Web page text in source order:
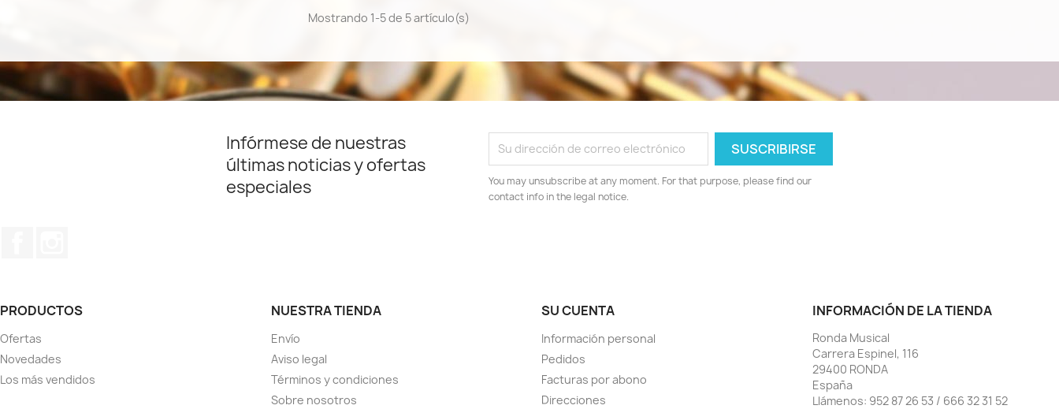
Mostrando 1-5 de 5 artículo(s)
Infórmese de nuestras
últimas noticias y ofertas
especiales
You may unsubscribe at any moment. For that purpose, please find our
contact info in the legal notice.
PRODUCTOS
Ofertas
Novedades
Los más vendidos
NUESTRA TIENDA
Envío
Aviso legal
Términos y condiciones
Sobre nosotros
SU CUENTA
Información personal
Pedidos
Facturas por abono
Direcciones
INFORMACIÓN DE LA TIENDA
Ronda Musical
Carrera Espinel, 116
29400 RONDA
España
Llámenos: 952 87 26 53 / 666 32 31 52